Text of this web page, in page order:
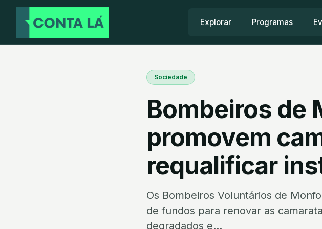
Explorar Programas
Sociedade
Bombeiros de
promovem
requalificar
Os Bombeiros Voluntários de
de fundos para renovar as
degradados e...